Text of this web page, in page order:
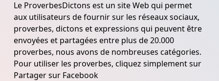
Le ProverbesDictons est un site Web qui permet
aux utilisateurs de fournir sur les réseaux sociaux,
proverbes, dictons et expressions qui peuvent être
envoyées et partagées entre plus de 20.000
proverbes, nous avons de nombreuses catégories.
Pour utiliser les proverbes, cliquez simplement sur
Partager sur Facebook